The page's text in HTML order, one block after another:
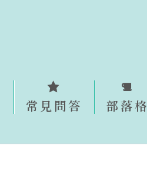
常見問答 部落格